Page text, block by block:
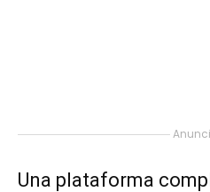
Una plataforma